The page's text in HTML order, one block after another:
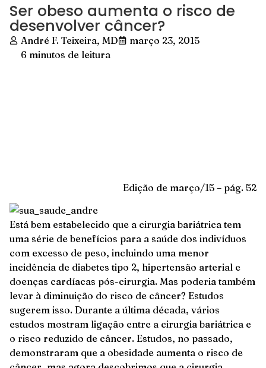
Ser obeso aumenta o risco de
desenvolver câncer?
André F. Teixeira, MD
março 23, 2015
6 minutos de leitura
Edição de março/15 – pág. 52
Está bem estabelecido que a cirurgia bariátrica tem
uma série de benefícios para a saúde dos indivíduos
com excesso de peso, incluindo uma menor
incidência de diabetes tipo 2, hipertensão arterial e
doenças cardíacas pós-cirurgia. Mas poderia também
levar à diminuição do risco de câncer? Estudos
sugerem isso. Durante a última década, vários
estudos mostram ligação entre a cirurgia bariátrica e
o risco reduzido de câncer. Estudos, no passado,
demonstraram que a obesidade aumenta o risco de